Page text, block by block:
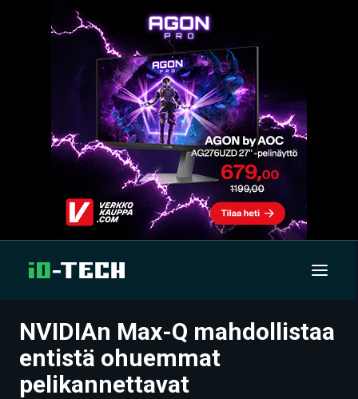
UUTISET
ARTIKKELIT
NVIDIAn Max-Q mahdollistaa
entistä ohuemmat
pelikannettavat